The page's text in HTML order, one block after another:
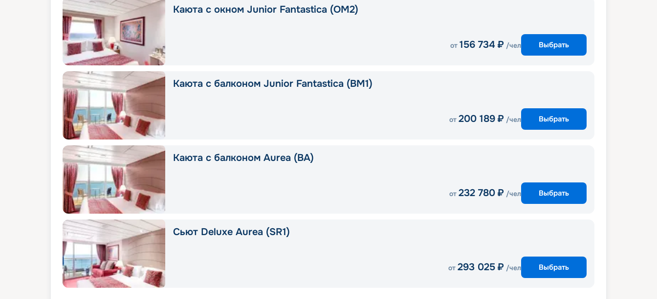
Каюта с окном Junior Fantastica (OM2)
от 156 734 ₽ /чел Выбрать
Каюта с балконом Junior Fantastica (BM1)
от 200 189 ₽ /чел Выбрать
Каюта с балконом Aurea (BA)
от 232 780 ₽ /чел Выбрать
Сьют Deluxe Aurea (SR1)
от 293 025 ₽ /чел Выбрать